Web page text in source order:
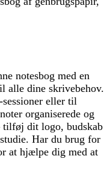
notesbog med en
alle dine skrivebehov.
eller til
organiserede og
tilføj dit logo, budskab
Har du brug for
at hjælpe dig med at